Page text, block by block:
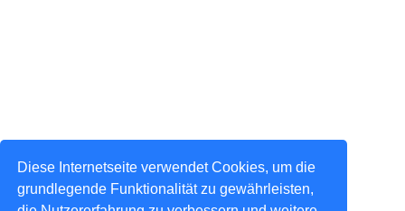
Diese Internetseite verwendet Cookies, um die
grundlegende Funktionalität zu gewährleisten,